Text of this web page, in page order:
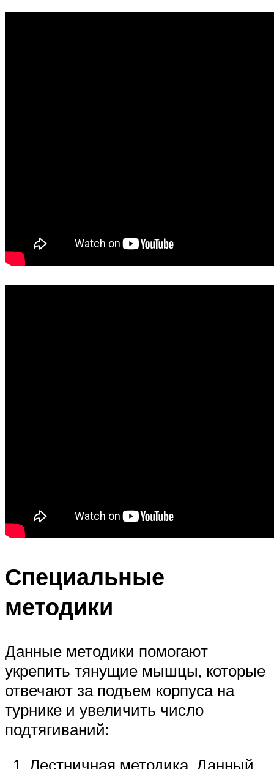
Специальные
методики
Данные методики помогают
укрепить тянущие мышцы, которые
отвечают за подъем корпуса на
турнике и увеличить число
подтягиваний:
Лестничная методика. Данный